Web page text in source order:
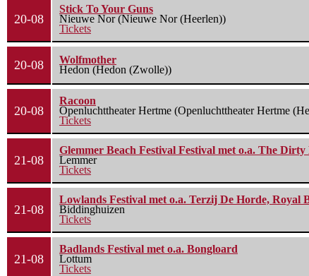
20-08
Stick To Your Guns
Nieuwe Nor (Nieuwe Nor (Heerlen))
Tickets
20-08
Wolfmother
Hedon (Hedon (Zwolle))
20-08
Racoon
Openluchttheater Hertme (Openluchttheater Hertme
Tickets
21-08
Glemmer Beach Festival Festival met o.a. The
Lemmer
Tickets
21-08
Lowlands Festival met o.a. Terzij De Horde, Royal
Biddinghuizen
Tickets
21-08
Badlands Festival met o.a. Bongloard
Lottum
Tickets